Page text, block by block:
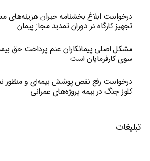
درخواست ابلاغ بخشنامه جبران هزینه‌های
تجهیز کارگاه در دوران تمدید مجاز پیمان
مشکل اصلی پیمانکاران عدم پرداخت حق
سوی کارفرمایان است
درخواست رفع نقص پوشش بیمه‌ای و منظور
کلوز جنگ در بیمه پروژه‌های عمرانی
تبلیغات